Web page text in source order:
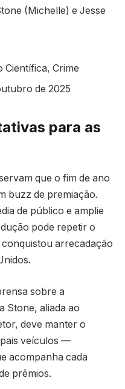
(Michelle) e Jesse
Científica, Crime
de 2025
para as
que o fim de ano
buzz de premiação.
de público e amplie
pode repetir o
arrecadação
sobre a
Stone, aliada ao
deve manter o
veículos —
acompanha cada
prêmios.